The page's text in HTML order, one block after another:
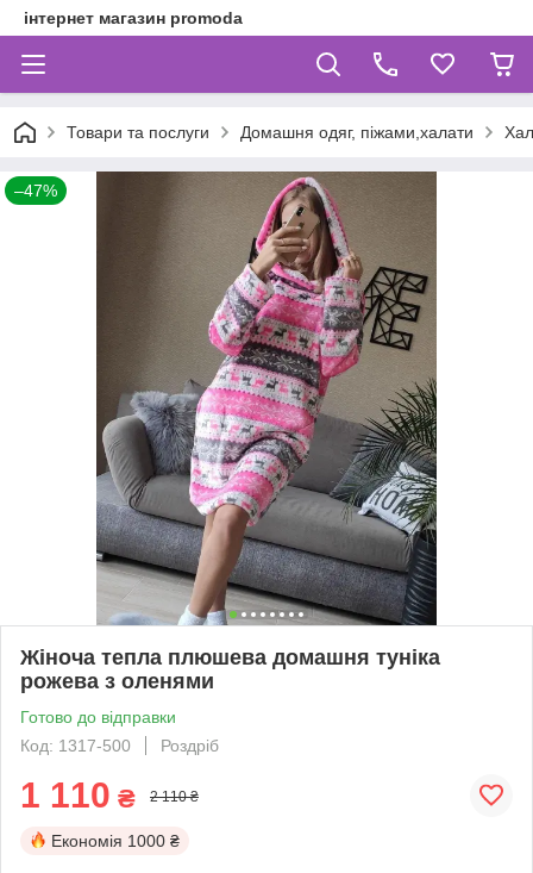
інтернет магазин promoda
Товари та послуги Домашня одяг, піжами,халати
–47%
Жіноча тепла плюшева домашня туніка
рожева з оленями
Готово до відправки
Код: 1317-500
Роздріб
1 110 ₴ 2 110 ₴
Економія 1000 ₴